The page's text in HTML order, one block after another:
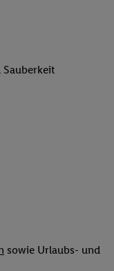
sowie Urlaubs- und